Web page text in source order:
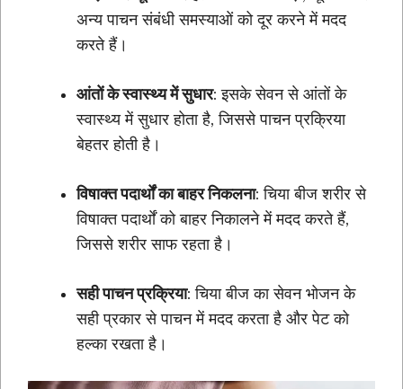
अन्य पाचन संबंधी समस्याओं को दूर करने में मदद
करते हैं।
आंतों के स्वास्थ्य में सुधार: इसके सेवन से आंतों के
स्वास्थ्य में सुधार होता है, जिससे पाचन प्रक्रिया
बेहतर होती है।
विषाक्त पदार्थों का बाहर निकलना: चिया बीज शरीर से
विषाक्त पदार्थों को बाहर निकालने में मदद करते हैं,
जिससे शरीर साफ रहता है।
सही पाचन प्रक्रिया: चिया बीज का सेवन भोजन के
सही प्रकार से पाचन में मदद करता है और पेट को
हल्का रखता है।